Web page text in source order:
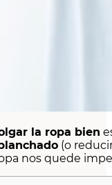
la ropa bien
(o
nos quede